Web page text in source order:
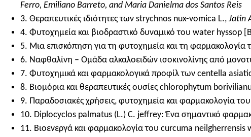
Ferro, Emiliano Barreto, and Maria Danielma dos Santos Reis
3. Θεραπευτικές ιδιότητες των strychnos nux-vomica L., Jatin
4. Φυτοχημεία και βιοδραστικό δυναμικό του water hyssop
5. Μια επισκόπηση για τη φυτοχημεία και τη
6. Ναφθαλίνη – Ομάδα αλκαλοειδών ισοκινολίνης από
7. Φυτοχημικά και φαρμακολογικά προφίλ των centella
8. Βιομόρια και θεραπευτικές ουσίες chlorophytum
9. Παραδοσιακές χρήσεις, φυτοχημεία και φαρμακολογία
10. Diplocyclos palmatus (L.) C. jeffrey: Ένα σημαντικό
11. Βιοενεργά και φαρμακολογία του curcuma neilgherrensis